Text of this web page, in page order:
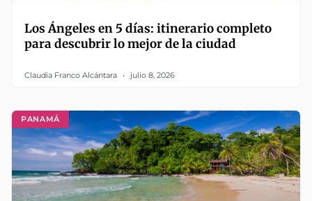
Los Ángeles en 5 días: itinerario completo
para descubrir lo mejor de la ciudad
Claudia Franco Alcántara julio 8, 2026
PANAMÁ